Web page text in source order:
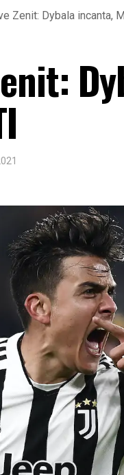
Zenit: Dybala incanta,